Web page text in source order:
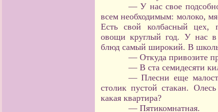
— У нас свое
всем необходимым: молоко,
Есть свой колбасный цех,
овощи круглый год. У нас в
блюд самый широкий. В
— Откуда привозите
— В ста семидесяти
— Плесни еще
столик пустой стакан.
какая квартира?
— Пятикомнатная.